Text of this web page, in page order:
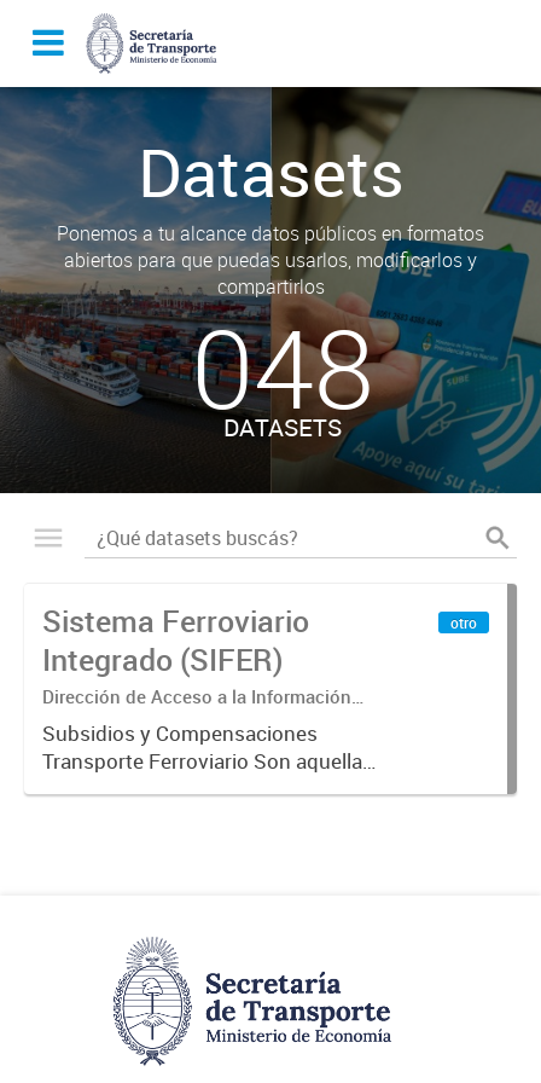
Datasets
Ponemos a tu alcance datos públicos en formatos
abiertos para que puedas usarlos, modificarlos y
compartirlos
048
DATASETS
Sistema Ferroviario
Integrado (SIFER)
Dirección de Acceso a la Información
Pública y Transparencia
Subsidios y Compensaciones
Transporte Ferroviario Son aquellas
transferencias realizadas por la
otro